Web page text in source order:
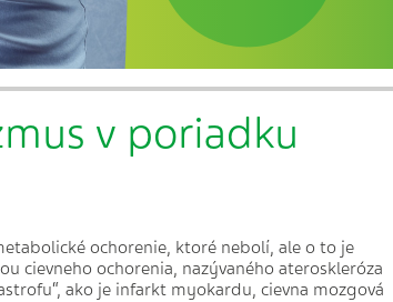
v poriadku
ochorenie, ktoré nebolí, ale o to je
cievneho ochorenia, nazývaného ateroskleróza
ako je infarkt myokardu, cievna mozgová